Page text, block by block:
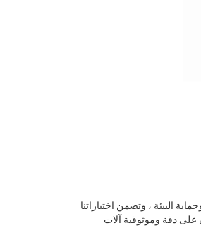
البيئة ، وتضمن اختباراتنا
على دقة وموثوقية آلات